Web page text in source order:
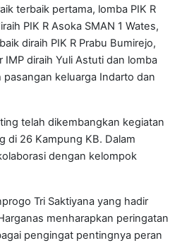
terbaik pertama, lomba PIK R
PIK R Asoka SMAN 1 Wates,
diraih PIK R Prabu Bumirejo,
diraih Yuli Astuti dan lomba
keluarga Indarto dan
telah dikembangkan kegiatan
di 26 Kampung KB. Dalam
dengan kelompok
Tri Saktiyana yang hadir
menharapkan peringatan
pengingat pentingnya peran